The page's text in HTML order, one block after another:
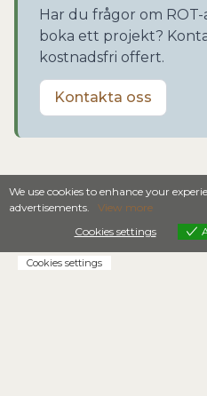
Har du frågor om ROT-
boka ett projekt?
kostnadsfri offert.
Kontakta oss
We use cookies to enhance your
advertisements. View more
Cookies settings
Cookies settings